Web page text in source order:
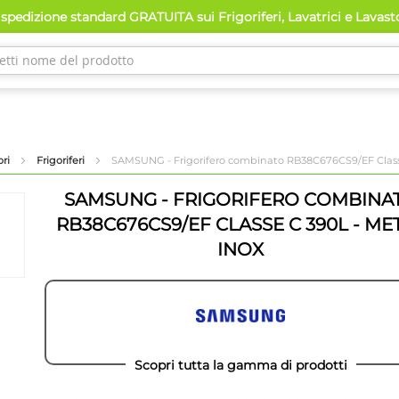
standard GRATUITA sui Frigoriferi, Lavatrici e
Frigoriferi SAMSUNG - Frigorifero combinato RB38C676CS9/EF
SAMSUNG - FRIGORIFERO
RB38C676CS9/EF CLASSE C 390L -
INOX
Scopri tutta la gamma di prodotti